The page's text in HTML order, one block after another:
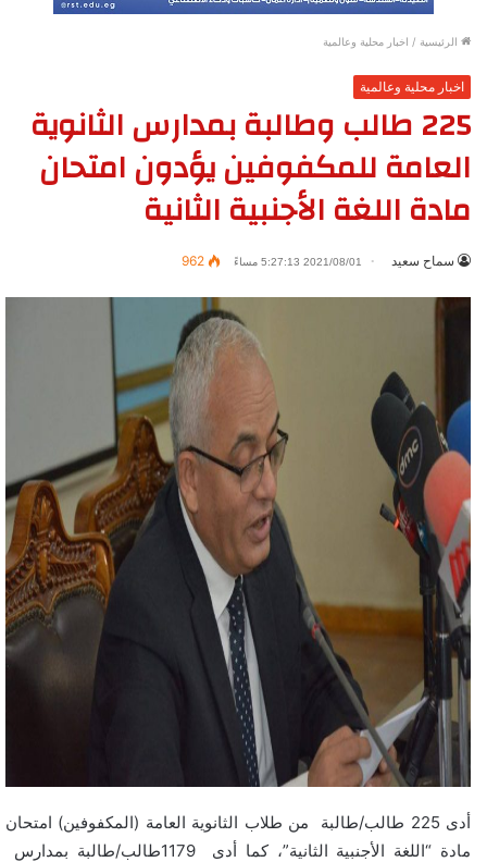
الرئيسية / اخبار محلية وعالمية
اخبار محلية وعالمية
225 طالب وطالبة بمدارس الثانوية
العامة للمكفوفين يؤدون امتحان
مادة اللغة الأجنبية الثانية
سماح سعيد 2021/08/01 5:27:13 مساءً 962
أدى 225 طالب/طالبة من طلاب الثانوية العامة (المكفوفين) امتحان
مادة “اللغة الأجنبية الثانية”، كما أدى 1179طالب/طالبة بمدارس